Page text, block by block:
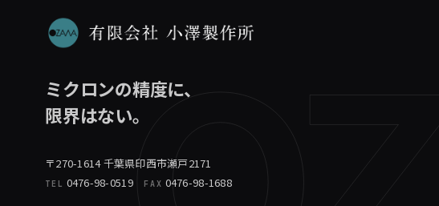
ミクロンの精度に、
限界はない。
〒270-1614 千葉県印西市瀬戸2171
TEL 0476-98-0519 FAX 0476-98-1688